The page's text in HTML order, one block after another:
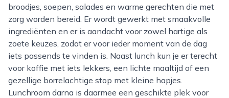
broodjes, soepen, salades en warme gerechten die met
zorg worden bereid. Er wordt gewerkt met smaakvolle
ingrediënten en er is aandacht voor zowel hartige als
zoete keuzes, zodat er voor ieder moment van de dag
iets passends te vinden is. Naast lunch kun je er terecht
voor koffie met iets lekkers, een lichte maaltijd of een
gezellige borrelachtige stop met kleine hapjes.
Lunchroom darna is daarmee een geschikte plek voor